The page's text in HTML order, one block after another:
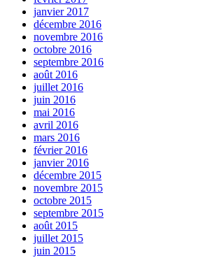
janvier 2017
décembre 2016
novembre 2016
octobre 2016
septembre 2016
août 2016
juillet 2016
juin 2016
mai 2016
avril 2016
mars 2016
février 2016
janvier 2016
décembre 2015
novembre 2015
octobre 2015
septembre 2015
août 2015
juillet 2015
juin 2015